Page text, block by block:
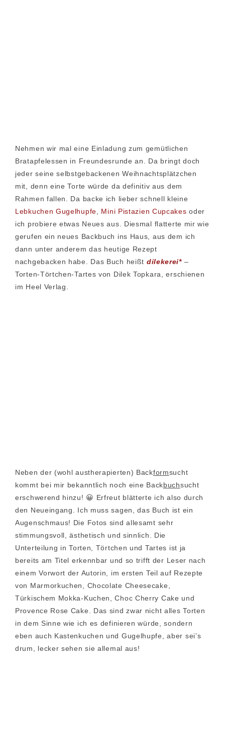
Nehmen wir mal eine Einladung zum gemütlichen
Bratapfelessen in Freundesrunde an. Da bringt doch
jeder seine selbstgebackenen Weihnachtsplätzchen
mit, denn eine Torte würde da definitiv aus dem
Rahmen fallen. Da backe ich lieber schnell kleine
Lebkuchen Gugelhupfe
Mini Pistazien Cupcakes oder
ich probiere etwas Neues aus. Diesmal flatterte mir wie
gerufen ein neues Backbuch ins Haus, aus dem ich
dann unter anderem das heutige Rezept
nachgebacken habe. Das Buch heißt dilekerei* –
Torten-Törtchen-Tartes von Dilek Topkara, erschienen
im Heel Verlag.
Neben der (wohl austherapierten) Backformsucht
kommt bei mir bekanntlich noch eine Backbuchsucht
erschwerend hinzu! 😀 Erfreut blätterte ich also durch
den Neueingang. Ich muss sagen, das Buch ist ein
Augenschmaus! Die Fotos sind allesamt sehr
stimmungsvoll, ästhetisch und sinnlich. Die
Unterteilung in Torten, Törtchen und Tartes ist ja
bereits am Titel erkennbar und so trifft der Leser nach
einem Vorwort der Autorin, im ersten Teil auf Rezepte
von Marmorkuchen, Chocolate Cheesecake,
Türkischem Mokka-Kuchen, Choc Cherry Cake und
Provence Rose Cake. Das sind zwar nicht alles Torten
in dem Sinne wie ich es definieren würde, sondern
eben auch Kastenkuchen und Gugelhupfe, aber sei’s
drum, lecker sehen sie allemal aus!